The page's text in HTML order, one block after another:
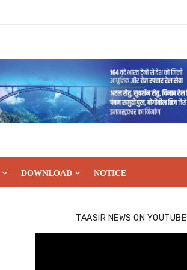
DOWNLOAD NOTICE
TAASIR NEWS ON YOUTUBE